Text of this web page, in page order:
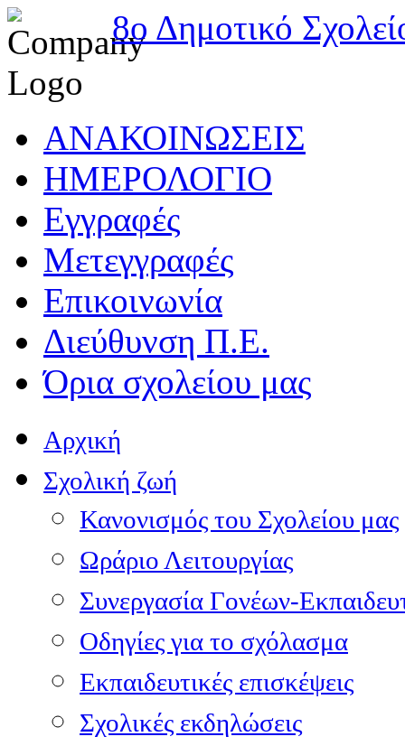
8ο Δημοτικό
ΑΝΑΚΟΙΝΩΣΕΙΣ
ΗΜΕΡΟΛΟΓΙΟ
Εγγραφές
Μετεγγραφές
Επικοινωνία
Διεύθυνση Π.Ε.
Όρια σχολείου μας
Αρχική
Σχολική ζωή
Κανονισμός του Σχολείου μας
Ωράριο Λειτουργίας
Συνεργασία Γονέων-
Οδηγίες για το σχόλασμα
Εκπαιδευτικές επισκέψεις
Σχολικές εκδηλώσεις